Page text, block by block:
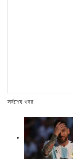
সর্বশেষ খবর